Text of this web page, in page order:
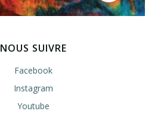
NOUS SUIVRE
Facebook
Instagram
Youtube